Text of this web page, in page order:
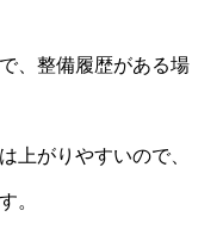
、整備履歴がある場
上がりやすいので、
。